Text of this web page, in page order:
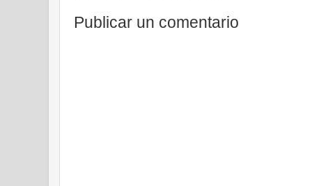
Publicar un comentario